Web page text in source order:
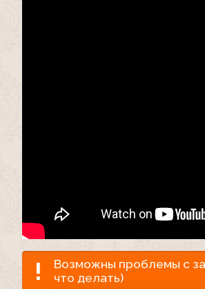
Возможны проблемы с
что делать)